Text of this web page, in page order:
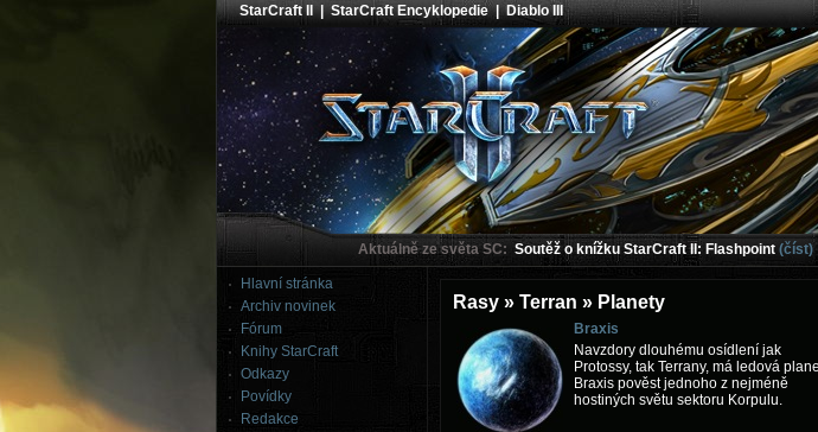
StarCraft II |StarCraft Encyklopedie|Diablo III
Aktuálně ze světa SC: Soutěž o knížku StarCraft II: Flashpoint (číst)
Hlavní stránka
Archiv novinek
Fórum
Knihy StarCraft
Odkazy
Povídky
Redakce
Rasy » Terran » Planety
Braxis
Navzdory dlouhému osídlení jak
Protossy, tak Terrany, má ledová
Braxis pověst jednoho z nejméně
hostiných světu sektoru Korpulu.